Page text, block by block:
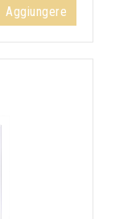
Aggiungere